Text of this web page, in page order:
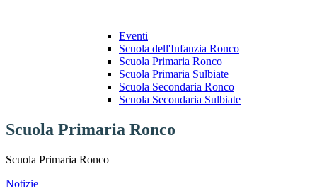
Eventi
Scuola dell'Infanzia Ronco
Scuola Primaria Ronco
Scuola Primaria Sulbiate
Scuola Secondaria Ronco
Scuola Secondaria Sulbiate
Scuola Primaria Ronco
Scuola Primaria Ronco
Notizie